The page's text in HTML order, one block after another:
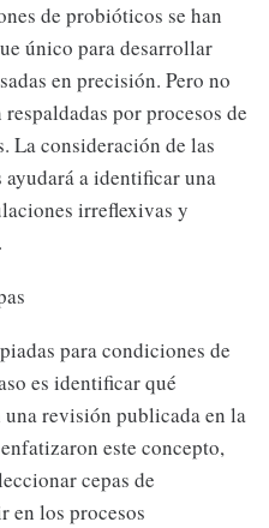
de probióticos se han
único para desarrollar
en precisión. Pero no
por procesos de
La consideración de las
a identificar una
irreflexivas y
para condiciones de
es identificar qué
una revisión publicada en la
este concepto,
cepas de
en los procesos